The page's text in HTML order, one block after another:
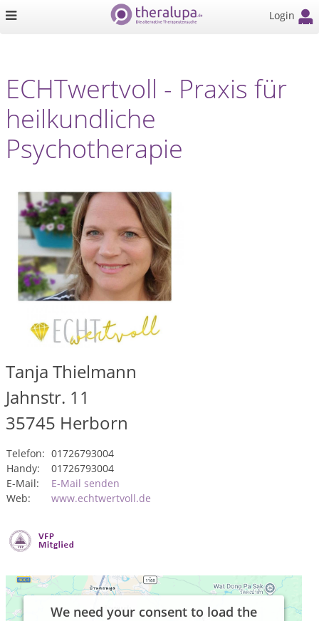
Login
ECHTwertvoll - Praxis für
heilkundliche
Psychotherapie
Tanja Thielmann
Jahnstr. 11
35745 Herborn
Telefon: 01726793004
Handy:
01726793004
E-Mail:
E-Mail senden
Web:
www.echtwertvoll.de
We need your consent to load the